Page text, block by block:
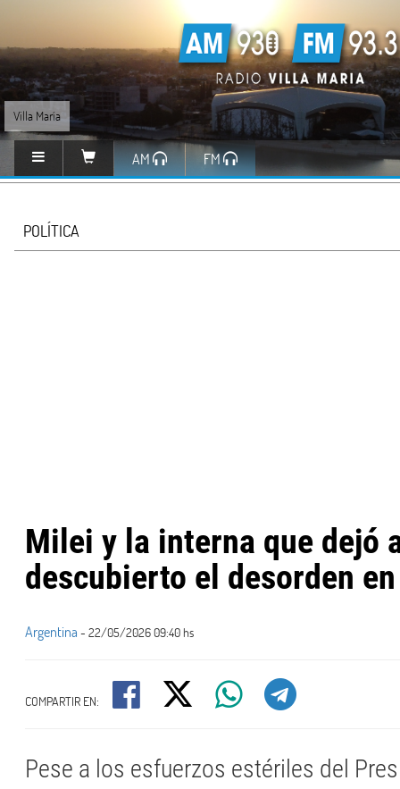
Villa María
AM FM
POLÍTICA
Milei y la interna que dejó
descubierto el desorden
Argentina - 22/05/2026 09:40 hs
COMPARTIR EN:
Pese a los esfuerzos estériles del